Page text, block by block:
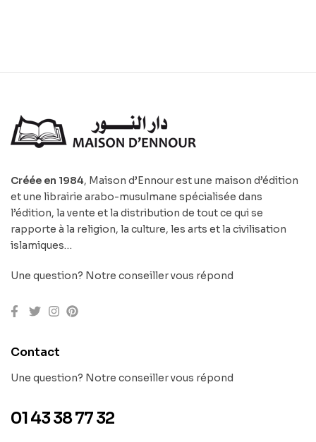
Créée en 1984, Maison d’Ennour est une maison d’édition
et une librairie arabo-musulmane spécialisée dans
l’édition, la vente et la distribution de tout ce qui se
rapporte à la religion, la culture, les arts et la civilisation
islamiques…
Une question? Notre conseiller vous répond
Contact
Une question? Notre conseiller vous répond
01 43 38 77 32